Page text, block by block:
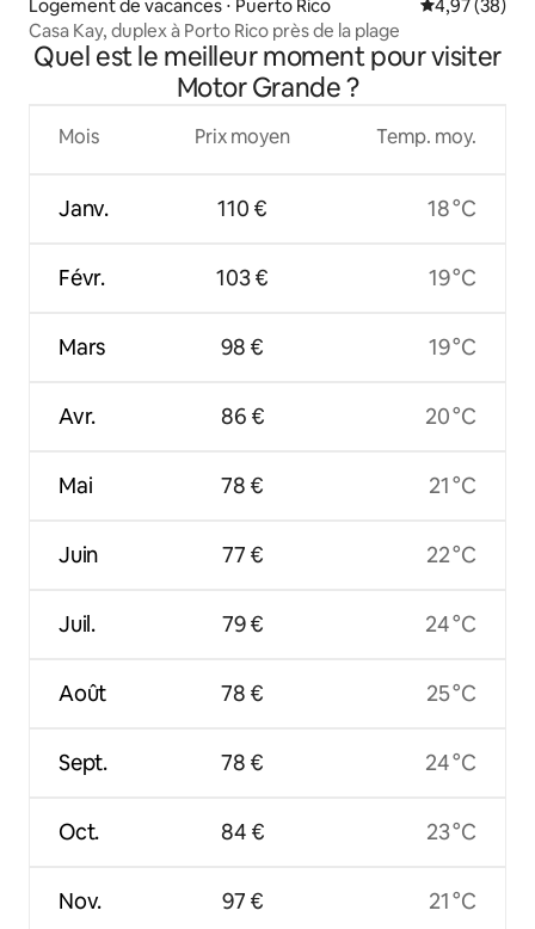
Logement de vacances ⋅ Puerto Rico Évaluation
4,97 (38)
Casa Kay, duplex à Porto Rico près de la plage
Quel est le meilleur moment pour visiter
Motor Grande ?
Mois
Janv.
Févr.
Mars
Avr.
Mai
Juin
Juil.
Août
Sept.
Oct.
Nov.
Prix moyen
110 €
103 €
98 €
86 €
78 €
77 €
79 €
78 €
78 €
84 €
97 €
Temp. moy.
18 °C
19 °C
19 °C
20 °C
21 °C
22 °C
24 °C
25 °C
24 °C
23 °C
21 °C